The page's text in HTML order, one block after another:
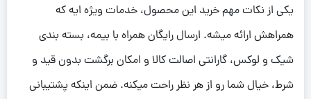
یکی از نکات مهم خرید این محصول، خدمات ویژه ایه که
همراهش ارائه میشه. ارسال رایگان همراه با بیمه، بسته بندی
شیک و لوکس، گارانتی اصالت کالا و امکان برگشت بدون قید و
شرط، خیال شما رو از هر نظر راحت میکنه. ضمن اینکه پشتیبانی